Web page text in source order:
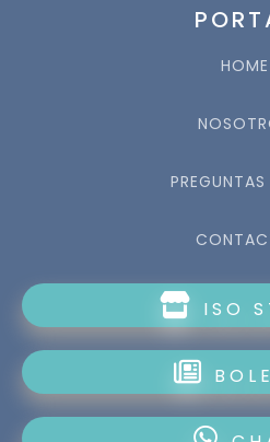
HOME
ISO